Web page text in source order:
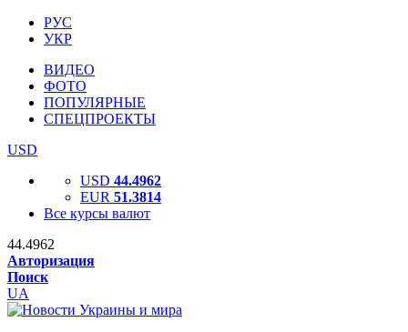
РУС
УКР
ВИДЕО
ФОТО
ПОПУЛЯРНЫЕ
СПЕЦПРОЕКТЫ
USD
USD 44.4962
EUR 51.3814
Все курсы валют
44.4962
Авторизация
Поиск
UA